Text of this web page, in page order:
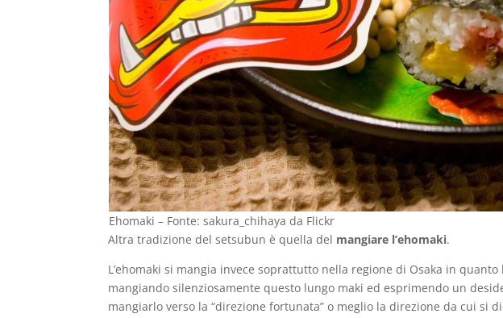
Ehomaki – Fonte: sakura_chihaya da Flickr
Altra tradizione del setsubun è quella del mangiare l’ehomaki.
L’ehomaki si mangia invece soprattutto nella regione di Osaka in
mangiando silenziosamente questo lungo maki ed esprimendo un
mangiarlo verso la “direzione fortunata” o meglio la direzione da cui si